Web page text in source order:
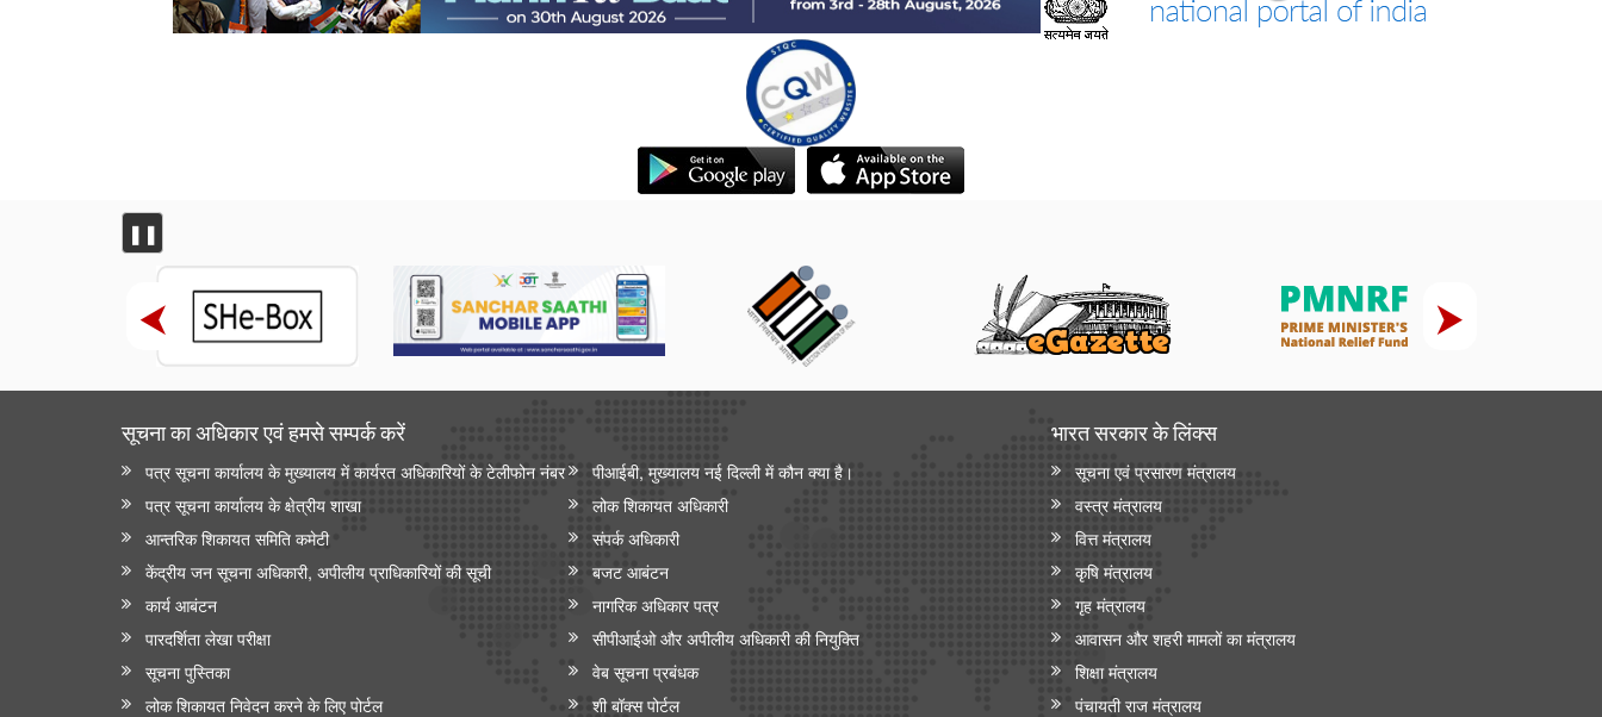
❚❚
सूचना का अधिकार एवं हमसे सम्‍पर्क करें
पत्र सूचना कार्यालय के मुख्यालय में कार्यरत अधिकारियों के टेलीफोन नंबर
पीआईबी, मुख्यालय नई दिल्ली में कौन क्या है।
पत्र सूचना कार्यालय के क्षेत्रीय शाखा
लोक शिकायत अधिकारी
आन्‍तरिक शिकायत समिति कमेटी
संपर्क अधिकारी
केंद्रीय जन सूचना अधिकारी, अपीलीय प्राधिकारियों की सूची
बजट आबंटन
कार्य आबंटन
नागरिक अधिकार पत्र
पारदर्शिता लेखा परीक्षा
सीपीआईओ और अपी‍लीय अधिकारी की नियुक्ति
सूचना पुस्तिका
वेब सूचना प्रबंधक
लोक शिकायत निवेदन करने के लिए पोर्टल
शी बॉक्स पोर्टल
भारत सरकार के लिंक्‍स
सूचना एवं प्रसारण मंत्रालय
वस्त्र मंत्रालय
वित्त मंत्रालय
कृषि मंत्रालय
गृह मंत्रालय
आवासन और शहरी मामलों का मंत्रालय
शिक्षा मंत्रालय
पंचायती राज मंत्रालय